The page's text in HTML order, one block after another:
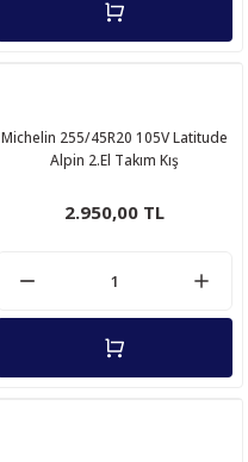
Michelin 255/45R20 105V Latitude
Alpin 2.El Takım Kış
2.950,00 TL